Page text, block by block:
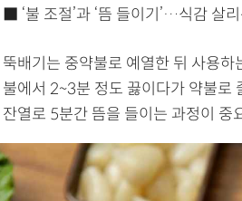
■ ‘불 조절’과 ‘뜸 들이기’…식감 살
뚝배기는 중약불로 예열한 뒤 사용
불에서 2~3분 정도 끓이다가 약불로
잔열로 5분간 뜸을 들이는 과정이 중